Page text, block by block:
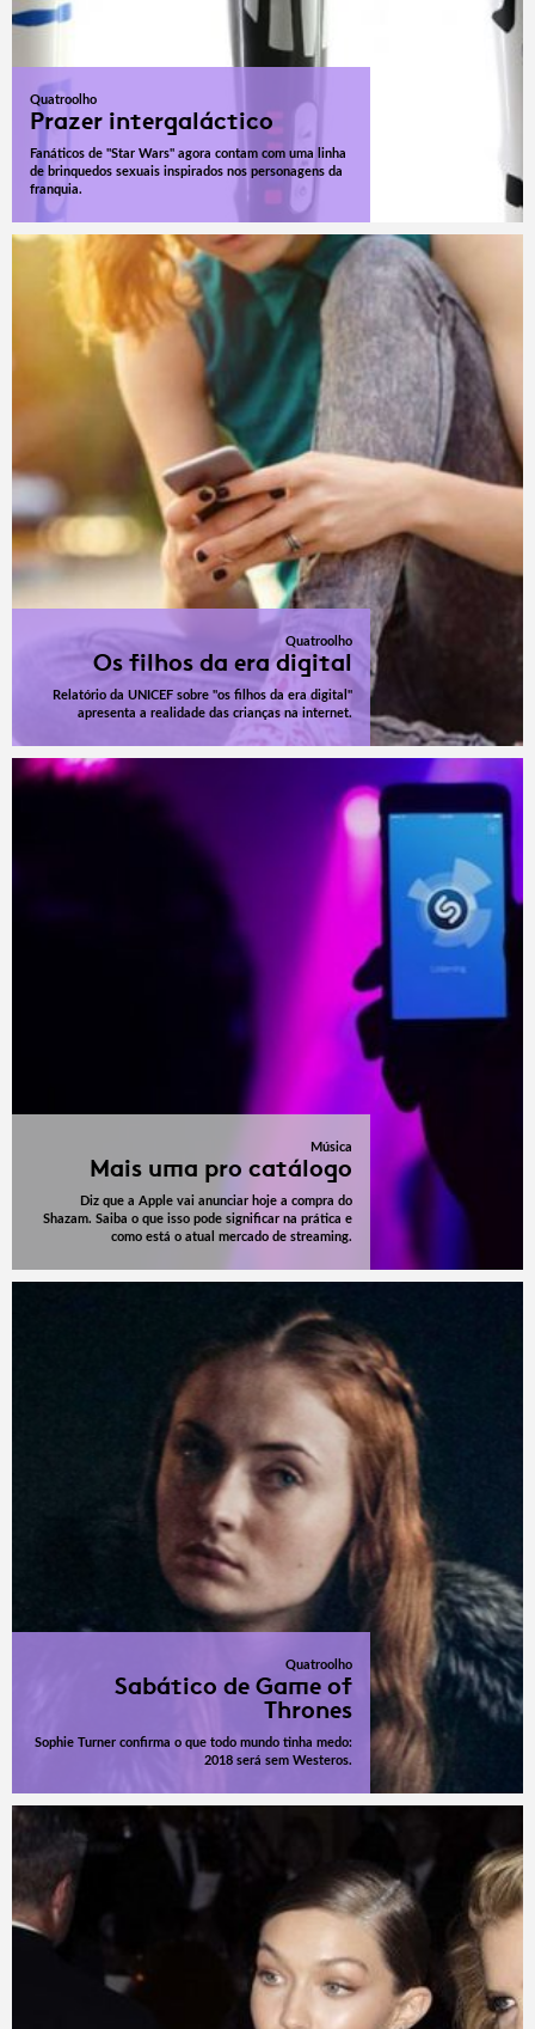
Quatroolho
Prazer intergaláctico
Fanáticos de "Star Wars" agora contam com uma linha
de brinquedos sexuais inspirados nos personagens da
franquia.
Quatroolho
Os filhos da era digital
Relatório da UNICEF sobre "os filhos da era digital"
apresenta a realidade das crianças na internet.
Música
Mais uma pro catálogo
Diz que a Apple vai anunciar hoje a compra do
Shazam. Saiba o que isso pode significar na prática e
como está o atual mercado de streaming.
Quatroolho
Sabático de Game of
Thrones
Sophie Turner confirma o que todo mundo tinha medo:
2018 será sem Westeros.